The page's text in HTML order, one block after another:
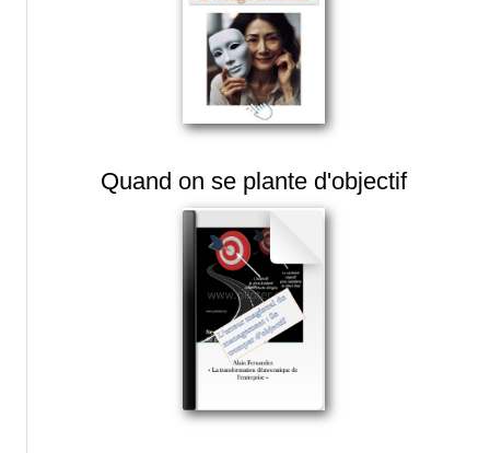
Quand on se plante d'objectif